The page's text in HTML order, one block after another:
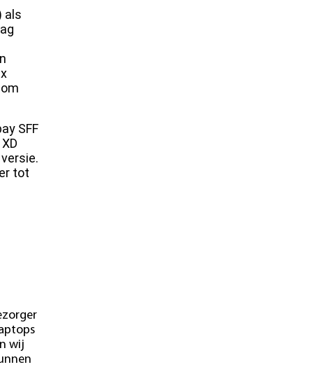
als
SFF
tot
wij